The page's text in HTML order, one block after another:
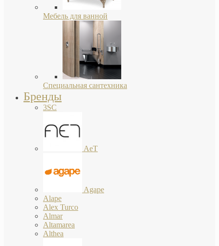
Мебель для ванной
Специальная сантехника
Бренды
3SC
AeT
Agape
Alape
Alex Turco
Almar
Altamarea
Althea